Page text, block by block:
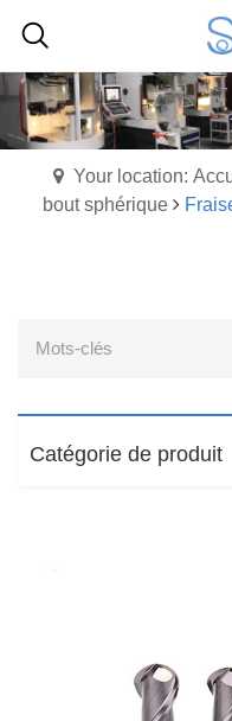
Your location:
bout sphérique
Catégorie de produit